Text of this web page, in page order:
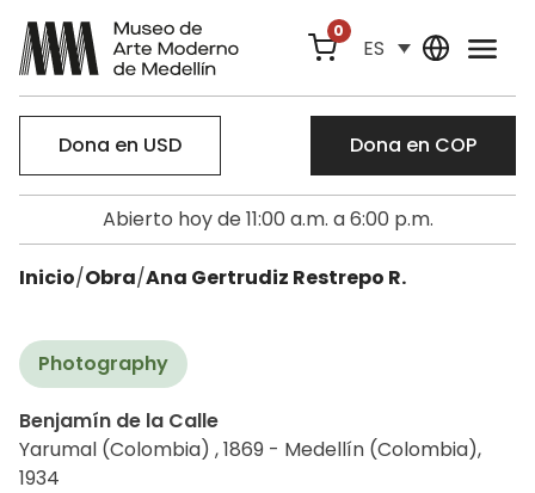
0
ES
Dona en USD Dona en COP
Abierto hoy de 11:00 a.m. a 6:00 p.m.
Inicio/Obra/Ana Gertrudiz Restrepo R.
Photography
Benjamín de la Calle
Yarumal (Colombia) , 1869 - Medellín (Colombia),
1934